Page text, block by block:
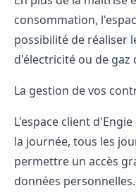
consommation,
possibilité de réaliser
d'électricité ou de gaz
La gestion de vos
L'espace client
la journée, tous les
permettre un accès
données personnelles.